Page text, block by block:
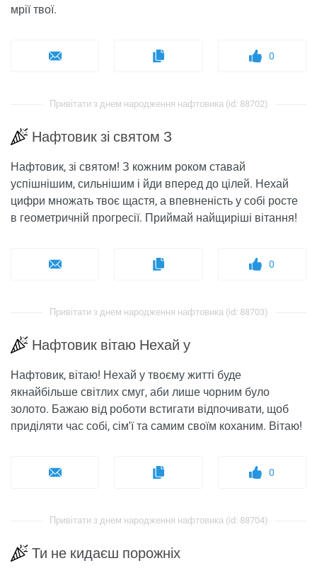
мрії твої.
0
Привітати з днем ​​народження нафтовика (id: 88702)
Нафтовик зі святом З
Нафтовик, зі святом! З кожним роком ставай
успішнішим, сильнішим і йди вперед до цілей. Нехай
цифри множать твоє щастя, а впевненість у собі росте
в геометричній прогресії. Приймай найщиріші вітання!
0
Привітати з днем ​​народження нафтовика (id: 88703)
Нафтовик вітаю Нехай у
Нафтовик, вітаю! Нехай у твоєму житті буде
якнайбільше світлих смуг, аби лише чорним було
золото. Бажаю від роботи встигати відпочивати, щоб
приділяти час собі, сім'ї та самим своїм коханим. Вітаю!
0
Привітати з днем ​​народження нафтовика (id: 88704)
Ти не кидаєш порожніх